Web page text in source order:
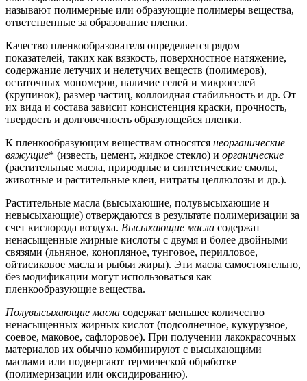
называют полимерные или образующие полимеры вещества,
ответственные за образование пленки.
Качество пленкообразователя определяется рядом
показателей, таких как вязкость, поверхностное натяжение,
содержание летучих и нелетучих веществ (полимеров),
остаточных мономеров, наличие гелей и микрогелей
(крупинок), размер частиц, коллоидная стабильность и др. От
их вида и состава зависит консистенция краски, прочность,
твердость и долговечность образующейся пленки.
К пленкообразующим веществам относятся неорганические
вяжущие* (известь, цемент, жидкое стекло) и органические
(растительные масла, природные и синтетические смолы,
животные и растительные клеи, нитраты целлюлозы и др.).
Растительные масла (высыхающие, полувысыхающие и
невысыхающие) отверждаются в результате полимеризации за
счет кислорода воздуха. Высыхающие масла содержат
ненасыщенные жирные кислоты с двумя и более двойными
связями (льняное, конопляное, тунговое, перилловое,
ойтисиковое масла и рыбьи жиры). Эти масла самостоятельно,
без модификации могут использоваться как
пленкообразующие вещества.
Полувысыхающие масла содержат меньшее количество
ненасыщенных жирных кислот (подсолнечное, кукурузное,
соевое, маковое, сафлоровое). При получении лакокрасочных
материалов их обычно комбинируют с высыхающими
маслами или подвергают термической обработке
(полимеризации или оксидированию).